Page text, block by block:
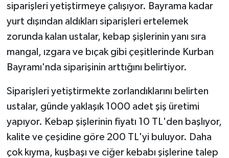
siparişleri yetiştirmeye çalışıyor. Bayrama kadar
yurt dışından aldıkları siparişleri ertelemek
zorunda kalan ustalar, kebap şişlerinin yanı sıra
mangal, ızgara ve bıçak gibi çeşitlerinde Kurban
Bayramı'nda siparişinin arttığını belirtiyor.
Siparişleri yetiştirmekte zorlandıklarını belirten
ustalar, günde yaklaşık 1000 adet şiş üretimi
yapıyor. Kebap şişlerinin fiyatı 10 TL'den başlıyor,
kalite ve çeşidine göre 200 TL'yi buluyor. Daha
çok kıyma, kuşbaşı ve ciğer kebabı şişlerine talep